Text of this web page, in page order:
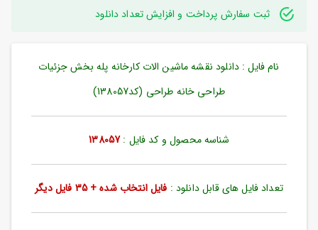
راهنما
دانلود
ورود
به
ثبت سفارش پرداخت و افزایش تعداد دانلود
نام فایل : دانلود نقشه ماشین الات کارخانه پله بخش جزئیات
طراحی خانه طراحی (کد138057)
شناسه محصول و کد فایل :138057
تعداد فایل های قابل دانلود : فایل انتخاب شده + 35 فایل دیگر